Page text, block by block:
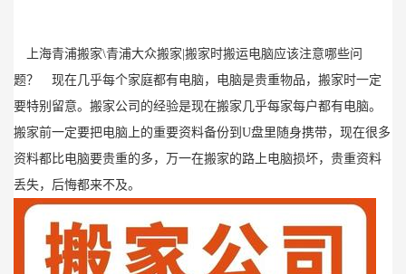
上海青浦搬家\青浦大众搬家|搬家时搬运电脑应该注意哪些问
题？ 现在几乎每个家庭都有电脑，电脑是贵重物品，搬家时一定
要特别留意。搬家公司的经验是现在搬家几乎每家每户都有电脑。
搬家前一定要把电脑上的重要资料备份到U盘里随身携带，现在很多
资料都比电脑要贵重的多，万一在搬家的路上电脑损坏，贵重资料
丢失，后悔都来不及。